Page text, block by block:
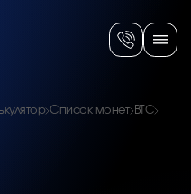
Список монет BTC